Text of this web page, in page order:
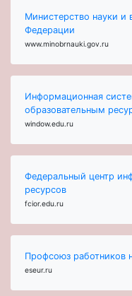
Министерство науки и
Федерации
www.minobrnauki.gov.ru
Информационная
образовательным
window.edu.ru
Федеральный центр
ресурсов
fcior.edu.ru
Профсоюз работников
eseur.ru